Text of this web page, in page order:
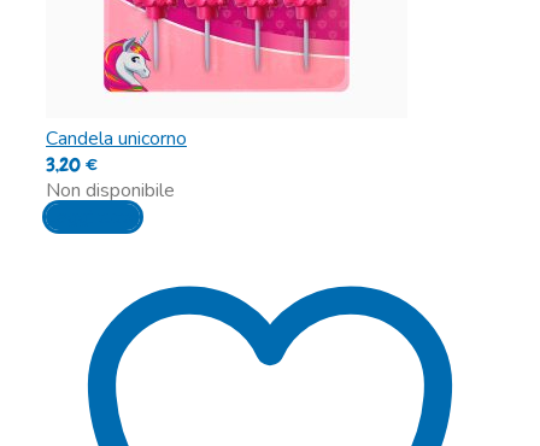
Candela unicorno
3,20€
Non disponibile
Leggi tutto